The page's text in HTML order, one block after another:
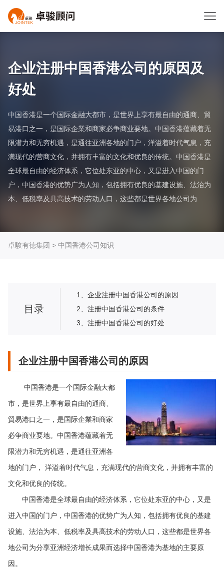
企业注册中国香港公司的原因及
好处
中国香港是一个国际金融大都市，是世界上享有最自由的通商、貿
易港口之一，是国际企業和商家必争商业要地。中国香港蕴藏着无
限潜力和无穷机遇，是通往亚洲各地的门户，洋溢着时代气息，充
满现代的营商文化，并拥有丰富的文化和优良的传统。中国香港是
全球最自由的经济体系，它位处东亚的中心，又是进入中国的门
户，中国香港的优势广为人知，包括拥有优良的基建设施、法治为
本、低税率及具高技术的劳动人口，这些都是世界各地公司为
卓駿有德集团 > 中国香港公司知识
目录
1、企业注册中国香港公司的原因
2、注册中国香港公司的条件
3、注册中国香港公司的好处
企业注册中国香港公司的原因
中国香港是一个国际金融大都
市，是世界上享有最自由的通商、
貿易港口之一，是国际企業和商家
必争商业要地。中国香港蕴藏着无
限潜力和无穷机遇，是通往亚洲各
地的门户， 洋溢着时代气息，充满现代的营商文化，并拥有丰富的
文化和优良的传统。
中国香港是全球最自由的经济体系，它位处东亚的中心，又是
进入中国的门户，中国香港的优势广为人知，包括拥有优良的基建
设施、法治为本、低税率及具高技术的劳动人口，这些都是世界各
地公司为分享亚洲经济增长成果而选择中国香港为基地的主要原
因。